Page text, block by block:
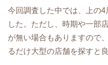
今回調査した中では、上の
した。ただし、時期や一部
が無い場合もありますので
るだけ大型の店舗を探すと